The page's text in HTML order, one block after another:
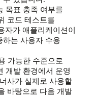
목표 충족 여부를
코드 테스트를
자가 애플리케이션이
하는 사용자 수용
가능한 수준으로
개발 환경에서 운영
사가 실제로 사용할
바탕으로 다음 개발